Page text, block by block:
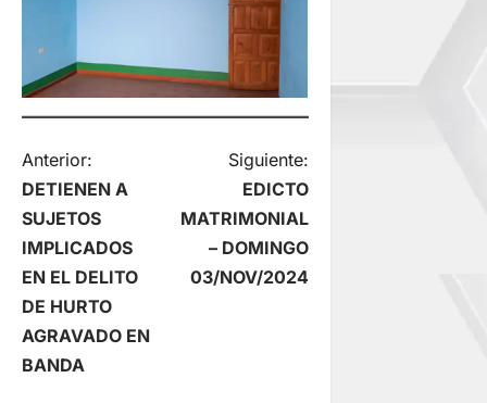
N
a
v
e
g
Anterior:
DETIENEN A
SUJETOS
IMPLICADOS
EN EL DELITO
DE HURTO
AGRAVADO EN
BANDA
Siguiente:
EDICTO
MATRIMONIAL
– DOMINGO
03/NOV/2024